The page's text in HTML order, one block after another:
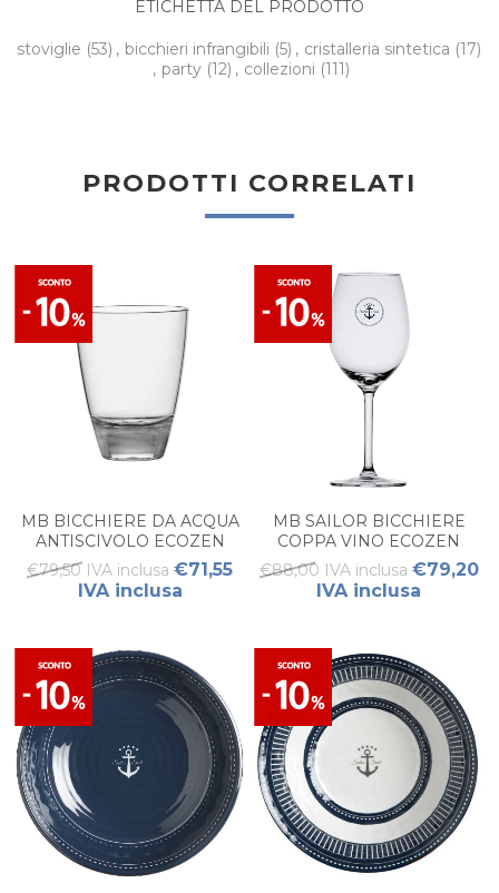
ETICHETTA DEL PRODOTTO
stoviglie (53) , bicchieri infrangibili (5) , cristalleria sintetica (17)
, party (12) , collezioni (111)
PRODOTTI CORRELATI
MB BICCHIERE DA ACQUA
ANTISCIVOLO ECOZEN
PARTY – TRASPARENTE (6
PZ)
€79,50 IVA inclusa €71,55
IVA inclusa
MB SAILOR BICCHIERE
COPPA VINO ECOZEN
ANTISCIVOLO 6PZ
€88,00 IVA inclusa €79,20
IVA inclusa